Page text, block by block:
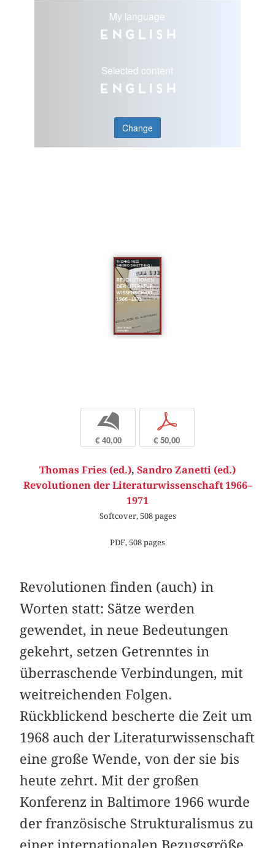
My language
English
Selected content
English
Change
b
€ 40,00
p
€ 50,00
Thomas Fries (ed.), Sandro Zanetti (ed.)
Revolutionen der Literaturwissenschaft 1966–
1971
Softcover, 508 pages
PDF, 508 pages
Revolutionen finden (auch) in
Worten statt: Sätze werden
gewendet, in neue Bedeutungen
gekehrt, setzen Getrenntes in
überraschende Verbindungen, mit
weitreichenden Folgen.
Rückblickend bescherte die Zeit um
1968 auch der Literaturwissenschaft
eine große Wende, von der sie bis
heute zehrt. Mit der großen
Konferenz in Baltimore 1966 wurde
der französische Strukturalismus zu
einer internationalen Bezugsgröße.